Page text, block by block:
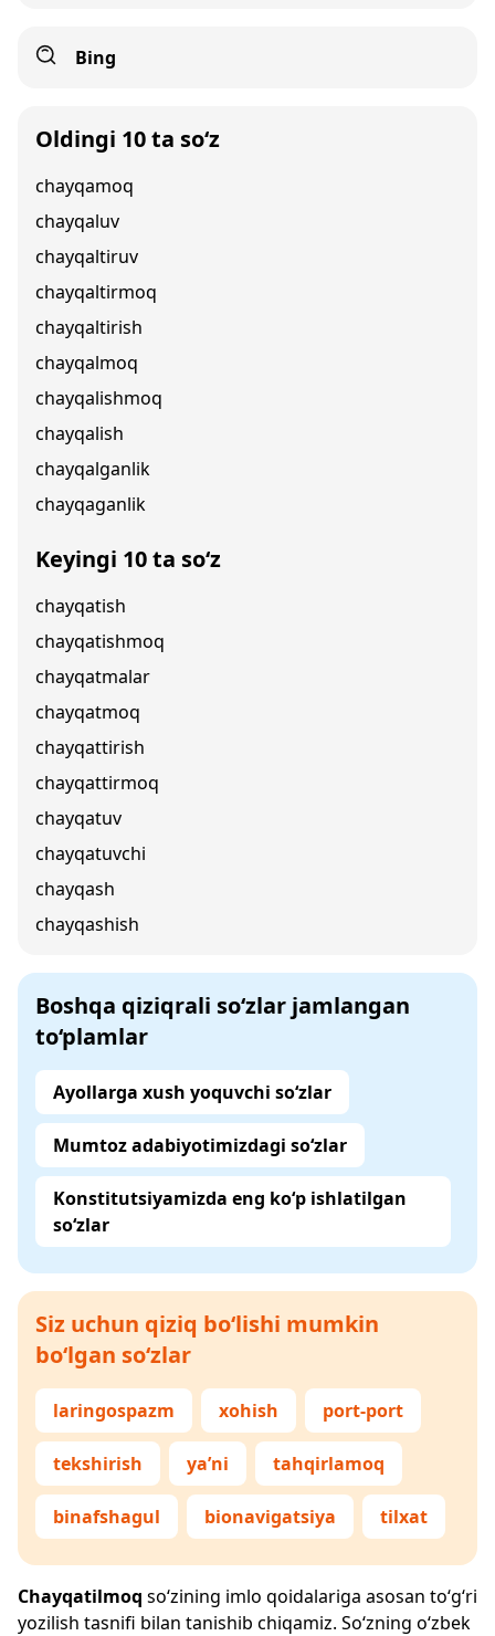
Bing
Oldingi 10 ta so‘z
chayqamoq
chayqaluv
chayqaltiruv
chayqaltirmoq
chayqaltirish
chayqalmoq
chayqalishmoq
chayqalish
chayqalganlik
chayqaganlik
Keyingi 10 ta so‘z
chayqatish
chayqatishmoq
chayqatmalar
chayqatmoq
chayqattirish
chayqattirmoq
chayqatuv
chayqatuvchi
chayqash
chayqashish
Boshqa qiziqrali so‘zlar jamlangan
to‘plamlar
Ayollarga xush yoquvchi so‘zlar
Mumtoz adabiyotimizdagi so‘zlar
Konstitutsiyamizda eng ko‘p ishlatilgan
so‘zlar
Siz uchun qiziq bo‘lishi mumkin
bo‘lgan so‘zlar
laringospazm xohish port-port
tekshirish ya’ni tahqirlamoq
binafshagul bionavigatsiya tilxat
Chayqatilmoq so‘zining imlo qoidalariga asosan to‘g‘ri
yozilish tasnifi bilan tanishib chiqamiz. So‘zning o‘zbek